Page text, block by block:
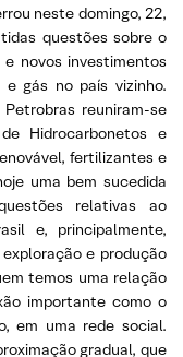
neste domingo, 22,
questões sobre o
novos investimentos
gás no país vizinho.
reuniram-se
Hidrocarbonetos e
fertilizantes e
uma bem sucedida
relativas ao
e, principalmente,
e produção
temos uma relação
importante como o
em uma rede social.
gradual, que